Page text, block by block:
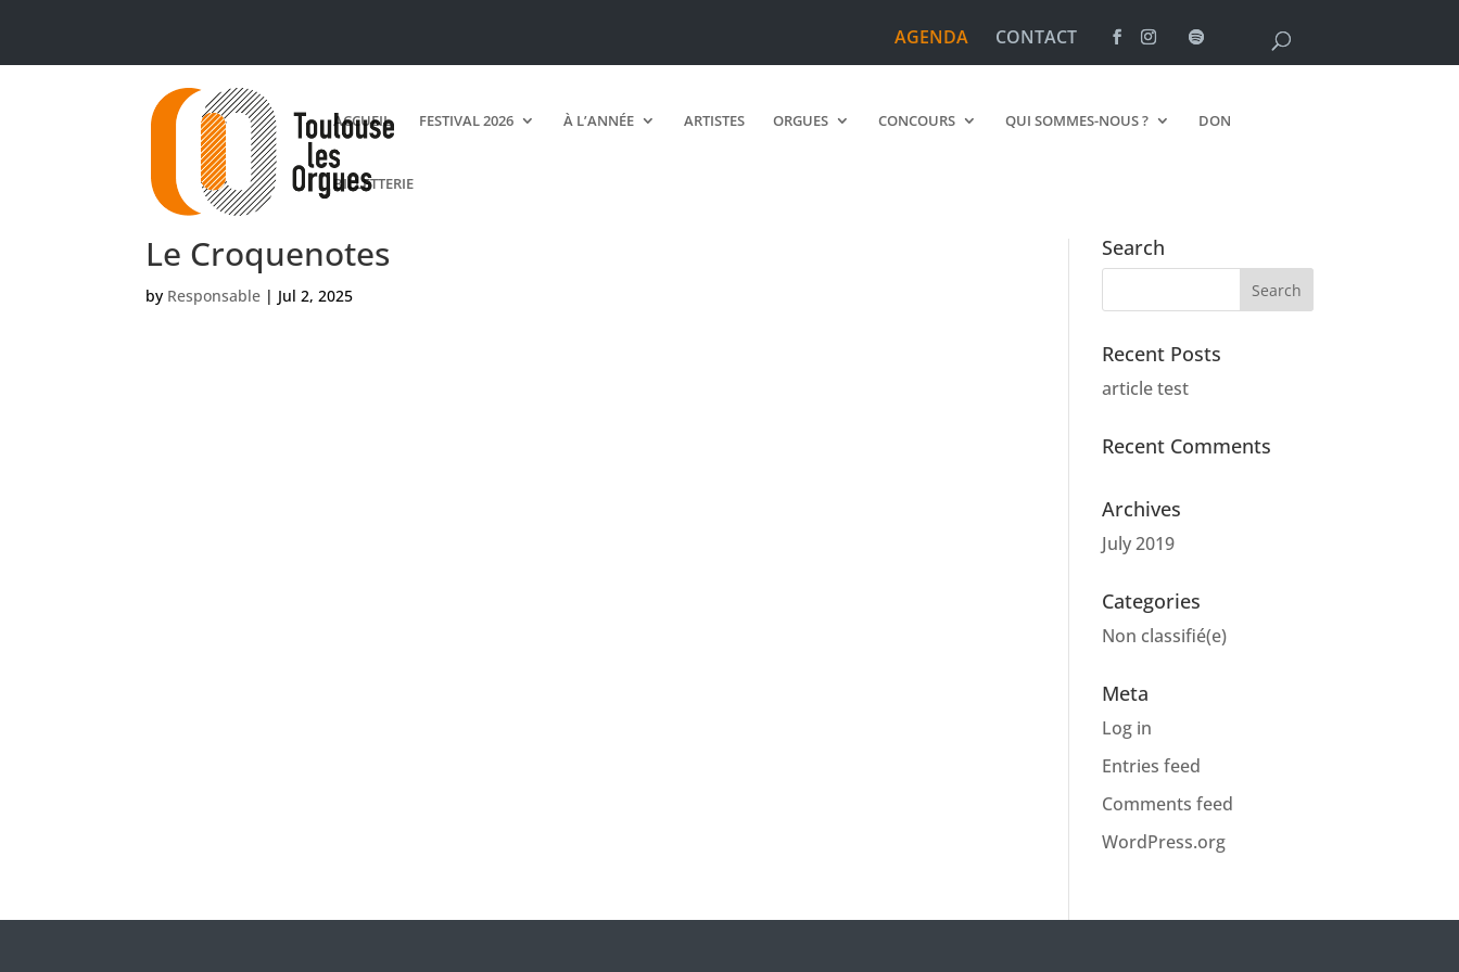
AGENDA CONTACT
ACCUEIL FESTIVAL 2026 À L’ANNÉE ARTISTES ORGUES CONCOURS QUI SOMMES-NOUS ? DON
BILLETTERIE
Le Croquenotes
by Responsable | Jul 2, 2025
Search
Recent Posts
article test
Recent Comments
Archives
July 2019
Categories
Non classifié(e)
Meta
Log in
Entries feed
Comments feed
WordPress.org